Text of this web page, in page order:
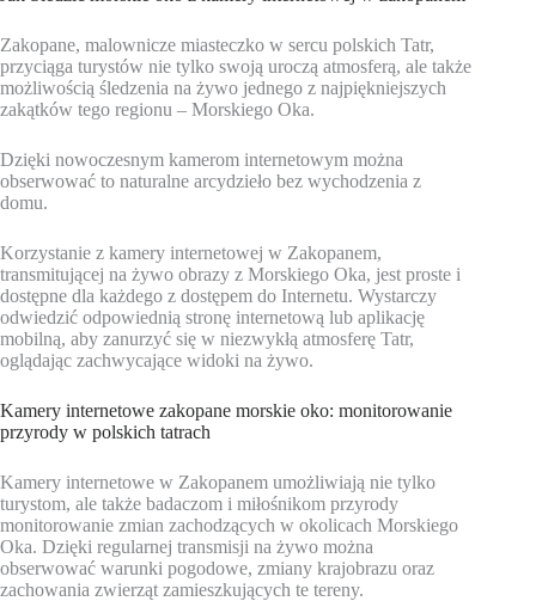
Zakopane, malownicze miasteczko w sercu polskich Tatr,
przyciąga turystów nie tylko swoją uroczą atmosferą, ale także
możliwością śledzenia na żywo jednego z najpiękniejszych
zakątków tego regionu – Morskiego Oka.
Dzięki nowoczesnym kamerom internetowym można
obserwować to naturalne arcydzieło bez wychodzenia z
domu.
Korzystanie z kamery internetowej w Zakopanem,
transmitującej na żywo obrazy z Morskiego Oka, jest proste i
dostępne dla każdego z dostępem do Internetu. Wystarczy
odwiedzić odpowiednią stronę internetową lub aplikację
mobilną, aby zanurzyć się w niezwykłą atmosferę Tatr,
oglądając zachwycające widoki na żywo.
Kamery internetowe zakopane morskie oko: monitorowanie
przyrody w polskich tatrach
Kamery internetowe w Zakopanem umożliwiają nie tylko
turystom, ale także badaczom i miłośnikom przyrody
monitorowanie zmian zachodzących w okolicach Morskiego
Oka. Dzięki regularnej transmisji na żywo można
obserwować warunki pogodowe, zmiany krajobrazu oraz
zachowania zwierząt zamieszkujących te tereny.